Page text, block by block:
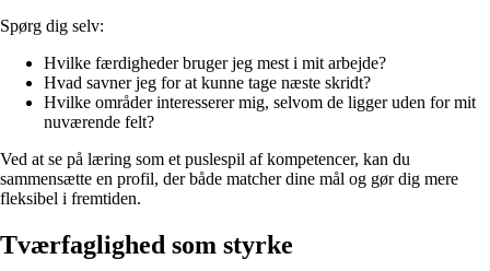
Spørg dig selv:
Hvilke færdigheder bruger jeg mest i mit arbejde?
Hvad savner jeg for at kunne tage næste skridt?
Hvilke områder interesserer mig, selvom de ligger uden for mit
nuværende felt?
Ved at se på læring som et puslespil af kompetencer, kan du
sammensætte en profil, der både matcher dine mål og gør dig mere
fleksibel i fremtiden.
Tværfaglighed som styrke